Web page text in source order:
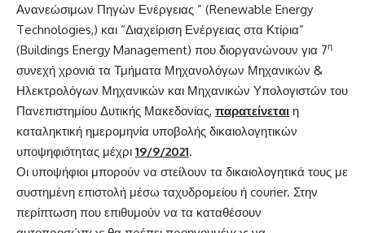
Ανανεώσιμων Πηγών Ενέργειας ” (Renewable Energy
Technologies,) και “Διαχείριση Ενέργειας στα Κτίρια”
(Buildings Energy Management) που διοργανώνουν για 7η
συνεχή χρονιά τα Τμήματα Μηχανολόγων Μηχανικών &
Ηλεκτρολόγων Μηχανικών και Μηχανικών Υπολογιστών του
Πανεπιστημίου Δυτικής Μακεδονίας, παρατείνεται η
καταληκτική ημερομηνία υποβολής δικαιολογητικών
υποψηφιότητας μέχρι 19/9/2021.
Οι υποψήφιοι μπορούν να στείλουν τα δικαιολογητικά τους με
συστημένη επιστολή μέσω ταχυδρομείου ή courier. Στην
περίπτωση που επιθυμούν να τα καταθέσουν